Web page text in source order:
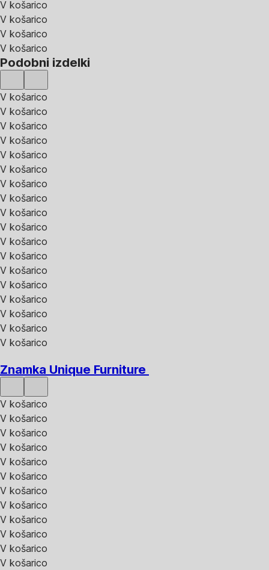
V košarico
V košarico
V košarico
V košarico
Podobni izdelki
V košarico
V košarico
V košarico
V košarico
V košarico
V košarico
V košarico
V košarico
V košarico
V košarico
V košarico
V košarico
V košarico
V košarico
V košarico
V košarico
V košarico
V košarico
Znamka Unique Furniture
V košarico
V košarico
V košarico
V košarico
V košarico
V košarico
V košarico
V košarico
V košarico
V košarico
V košarico
V košarico